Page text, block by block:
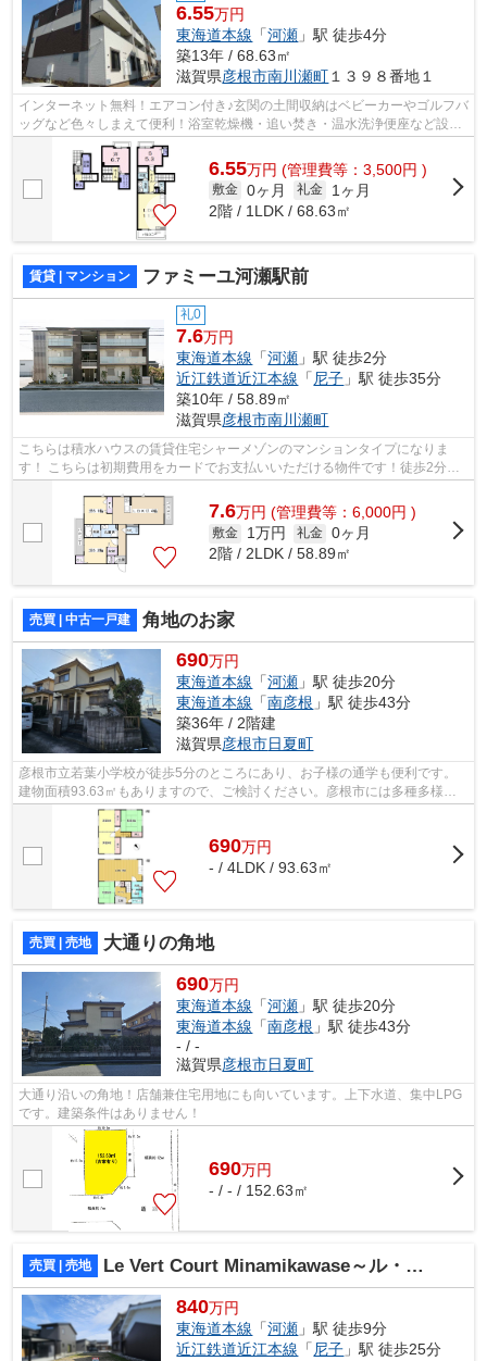
6.55万円
東海道本線 「河瀬 」駅 徒歩4分
築13年 / 68.63㎡
滋賀県彦根市南川瀬町 １３９８番地１
インターネット無料！エアコン付き♪玄関の土間収納はベビーカーやゴルフバ
ッグなど色々しまえて便利！浴室乾燥機・追い焚き・温水洗浄便座など設備
6.55万円 (管理費等：3,500円 )
敷金 0ヶ月 礼金
1ヶ月
2階 / 1LDK / 68.63㎡
賃貸 | マンション ファミーユ河瀬駅前
礼0
7.6万円
東海道本線 「河瀬 」駅 徒歩2分
近江鉄道近江本線 「 尼子 」駅 徒歩35分
築10年 / 58.89㎡
滋賀県彦根市南川瀬町
こちらは積水ハウスの賃貸住宅シャーメゾンのマンションタイプになりま
す！ こちらは初期費用をカードでお支払いいただける物件です！徒歩2分に
駅がある物件です！ 高遮音床システム「...
7.6万円 (管理費等：6,000円 )
敷金 1万円 礼金 0ヶ月
2階 / 2LDK / 58.89㎡
売買 | 中古一戸建 角地のお家
690万円
東海道本線 「河瀬 」駅 徒歩20分
東海道本線 「南彦根 」駅 徒歩43分
築36年 / 2階建
滋賀県彦根市日夏町
彦根市立若葉小学校が徒歩5分のところにあり、お子様の通学も便利です。
建物面積93.63㎡もありますので、ご検討ください。彦根市には多種多様な
一戸建てがございますので、マイホーム...
690万円
- / 4LDK / 93.63㎡
売買 | 売地 大通りの角地
690万円
東海道本線 「河瀬 」駅 徒歩20分
東海道本線 「南彦根 」駅 徒歩43分
- / -
滋賀県彦根市日夏町
大通り沿いの角地！店舗兼住宅用地にも向いています。上下水道、集中LPG
です。建築条件はありません！
690万円
- / - / 152.63㎡
売買 | 売地 Le Vert Court Minamikawase～ル・ベールコート・ミナミカワセ～
840万円
東海道本線 「河瀬 」駅 徒歩9分
近江鉄道近江本線 「尼子 」駅 徒歩25分